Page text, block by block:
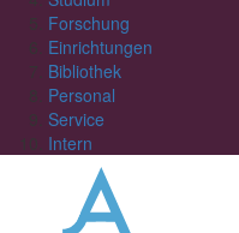
Forschung
Einrichtungen
Bibliothek
Personal
Service
Intern